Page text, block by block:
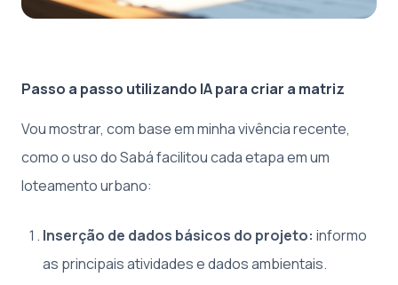
Passo a passo utilizando IA para criar a matriz
Vou mostrar, com base em minha vivência recente,
como o uso do Sabá facilitou cada etapa em um
loteamento urbano:
Inserção de dados básicos do projeto: informo
as principais atividades e dados ambientais.